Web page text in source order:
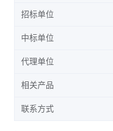
招标单位
中标单位
代理单位
相关产品
联系方式